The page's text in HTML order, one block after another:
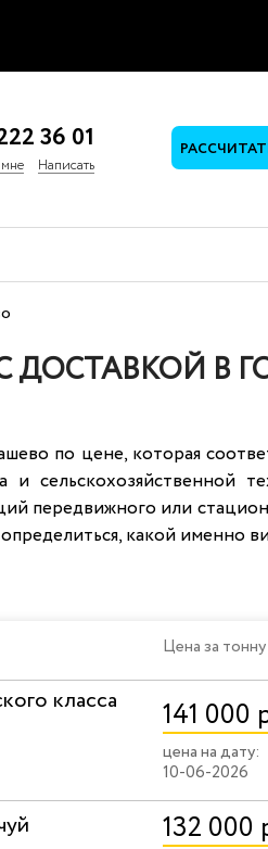
36 01
Написать
ДОСТАВКОЙ В
по цене, которая
и
передвижного или
какой именно
Цена за тонну
класса
141 000
цена на дату:
10-06-2026
132 000